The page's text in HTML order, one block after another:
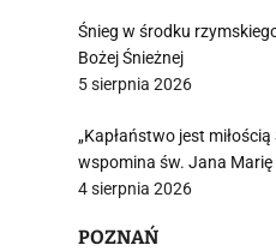
Śnieg w środku
Bożej Śnieżnej
5 sierpnia 2026
„Kapłaństwo jest
wspomina św. Jana Marię
4 sierpnia 2026
POZNAŃ